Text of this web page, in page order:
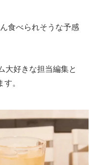
食べられそうな予感
大好きな担当編集と
。